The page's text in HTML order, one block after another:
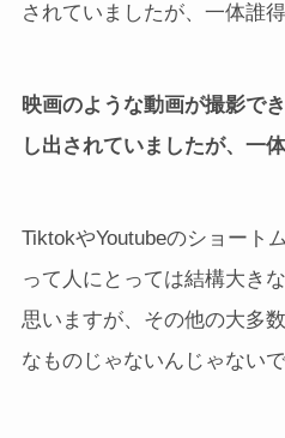
されていましたが、一体誰
映画のような動画が撮影で
し出されていましたが、一
TiktokやYoutubeのショート
って人にとっては結構大き
思いますが、その他の大多
なものじゃないんじゃないで